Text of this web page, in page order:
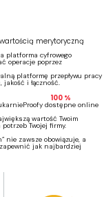
merytoryczną
platforma cyfrowego
operacje poprzez
platformę przepływu pracy
jakość i łączność.
100 %
Proofy dostępne online
wartość Twoim
Twojej firmy.
nie zawsze obowiązuje, a
jak najbardziej